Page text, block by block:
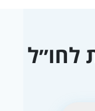
לחו״ל